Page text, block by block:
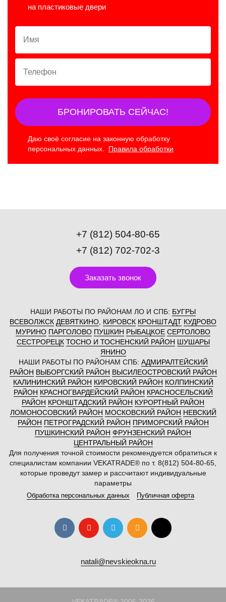
на пластиковые двери
Имя
Телефон
БРОНИРОВАТЬ СЕЙЧАС!
Даю своё согласие на законную обработку
персональных данных.
Правила обработки
+7 (812) 504-80-65
+7 (812) 702-702-3
Заказать звонок
НАШИ РАБОТЫ ПО РАЙОНАМ ЛО И СПБ: БУГРЫ
ВСЕВОЛЖСК ДЕВЯТКИНО КИРОВСК КРОНШТАДТ КУДРОВО
МУРИНО ПАРГОЛОВО ПУШКИН РЫБАЦКОЕ СЕРТОЛОВО
СЕСТРОРЕЦК ТОСНО И ТОСНЕНСКИЙ РАЙОН ШУШАРЫ
ЯНИНО
НАШИ РАБОТЫ ПО РАЙОНАМ СПБ: АДМИРАЛТЕЙСКИЙ
РАЙОН ВЫБОРГСКИЙ РАЙОН ВЫСИЛЕОСТРОВСКИЙ РАЙОН
КАЛИНИНСКИЙ РАЙОН КИРОВСКИЙ РАЙОН КОЛПИНСКИЙ
РАЙОН КРАСНОГВАРДЕЙСКИЙ РАЙОН КРАСНОСЕЛЬСКИЙ
РАЙОН КРОНШТАДСКИЙ РАЙОН КУРОРТНЫЙ РАЙОН
ЛОМОНОСОВСКИЙ РАЙОН МОСКОВСКИЙ РАЙОН НЕВСКИЙ
РАЙОН ПЕТРОГРАДСКИЙ РАЙОН ПРИМОРСКИЙ РАЙОН
ПУШКИНСКИЙ РАЙОН ФРУНЗЕНСКИЙ РАЙОН
ЦЕНТРАЛЬНЫЙ РАЙОН
Для получения точной стоимости рекомендуется обратиться к
специалистам компании VEKATRADE® по т. 8(812) 504-80-65,
которые проведут замер и рассчитают индивидуальные
параметры
Обработка персональных данных Публичная оферта
natali@nevskieokna.ru